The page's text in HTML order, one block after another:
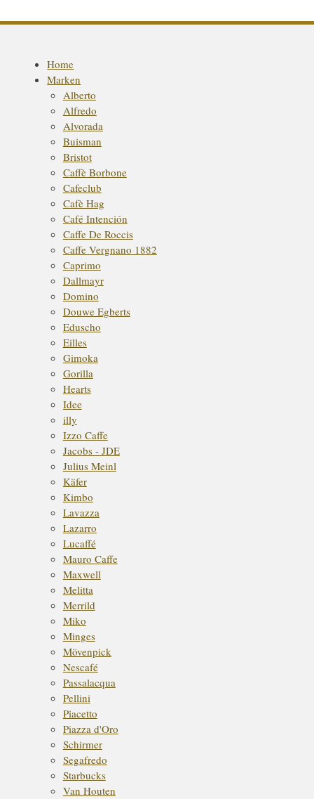
Home
Marken
Alberto
Alfredo
Alvorada
Buisman
Bristot
Caffè Borbone
Cafeclub
Cafè Hag
Café Intención
Caffe De Roccis
Caffe Vergnano 1882
Caprimo
Dallmayr
Domino
Douwe Egberts
Eduscho
Eilles
Gimoka
Gorilla
Hearts
Idee
illy
Izzo Caffe
Jacobs - JDE
Julius Meinl
Käfer
Kimbo
Lavazza
Lazarro
Lucaffé
Mauro Caffe
Maxwell
Melitta
Merrild
Miko
Minges
Mövenpick
Nescafé
Passalacqua
Pellini
Piacetto
Piazza d'Oro
Schirmer
Segafredo
Starbucks
Van Houten